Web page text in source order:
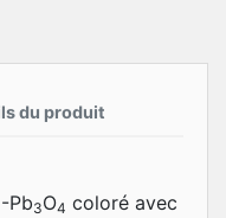
du produit
Pb3O4 coloré avec